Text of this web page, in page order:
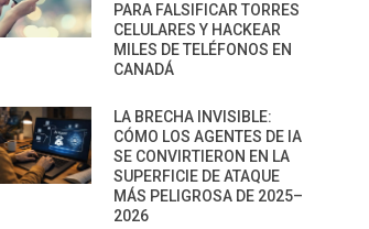
PARA FALSIFICAR TORRES
CELULARES Y HACKEAR
MILES DE TELÉFONOS EN
CANADÁ
LA BRECHA INVISIBLE:
CÓMO LOS AGENTES DE IA
SE CONVIRTIERON EN LA
SUPERFICIE DE ATAQUE
MÁS PELIGROSA DE 2025–
2026